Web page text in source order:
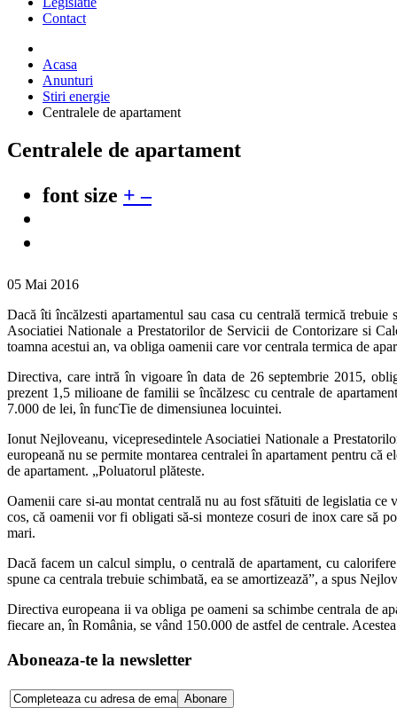
Contact
Acasa
Anunturi
Stiri energie
Centralele de apartament
Centralele de apartament
font size +–
05 Mai 2016
Dacă îti încălzesti apartamentul sau casa cu centrală termică
Asociatiei Nationale a Prestatorilor de Servicii de Contorizare si
toamna acestui an, va obliga oamenii care vor centrala termica de
Directiva, care intră în vigoare în data de 26 septembrie 2015,
prezent 1,5 milioane de familii se încălzesc cu centrale de
7.000 de lei, în funcTie de dimensiunea locuintei.
Ionut Nejloveanu, vicepresedintele Asociatiei Nationale a
europeană nu se permite montarea centralei în apartament pentru
de apartament. „Poluatorul plăteste.
Oamenii care si-au montat centrală nu au fost sfătuiti de legislatia ce
cos, că oamenii vor fi obligati să-si monteze cosuri de inox care să
mari.
Dacă facem un calcul simplu, o centrală de apartament, cu
spune ca centrala trebuie schimbată, ea se amortizează”, a spus
Directiva europeana ii va obliga pe oameni sa schimbe centrala de
fiecare an, în România, se vând 150.000 de astfel de centrale.
Aboneaza-te la newsletter